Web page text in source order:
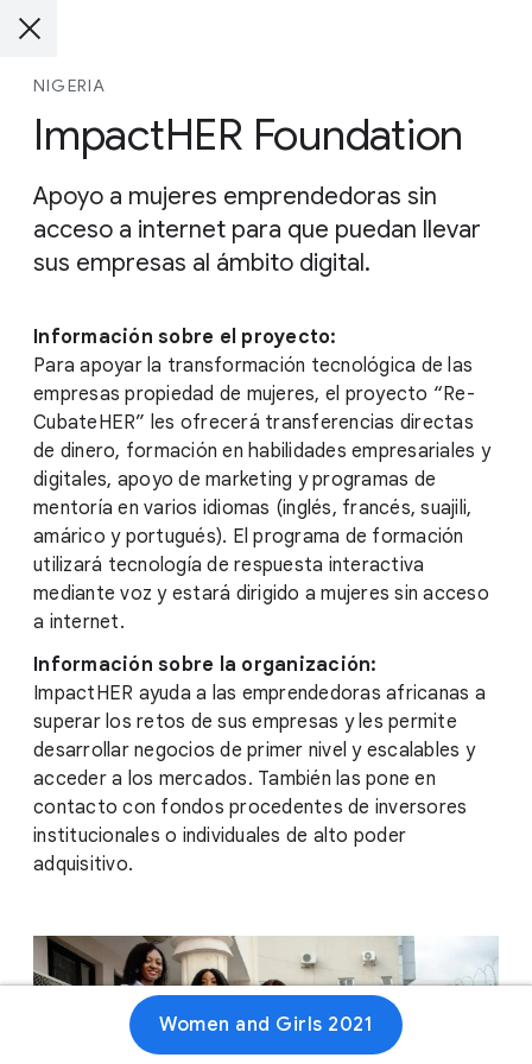
NIGERIA
ImpactHER Foundation
Apoyo a mujeres emprendedoras sin
acceso a internet para que puedan llevar
sus empresas al ámbito digital.
Información sobre el proyecto:
Para apoyar la transformación tecnológica de las
empresas propiedad de mujeres, el proyecto “Re-
CubateHER” les ofrecerá transferencias directas
de dinero, formación en habilidades empresariales y
digitales, apoyo de marketing y programas de
mentoría en varios idiomas (inglés, francés, suajili,
amárico y portugués). El programa de formación
utilizará tecnología de respuesta interactiva
mediante voz y estará dirigido a mujeres sin acceso
a internet.
Información sobre la organización:
ImpactHER ayuda a las emprendedoras africanas a
superar los retos de sus empresas y les permite
desarrollar negocios de primer nivel y escalables y
acceder a los mercados. También las pone en
contacto con fondos procedentes de inversores
institucionales o individuales de alto poder
adquisitivo.
Women and Girls 2021